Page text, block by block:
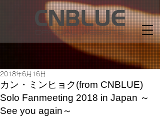
カン・ミンヒョク(from CNBLUE)
Solo Fanmeeting 2018 in Japan ～
See you again～
2018年6月16日